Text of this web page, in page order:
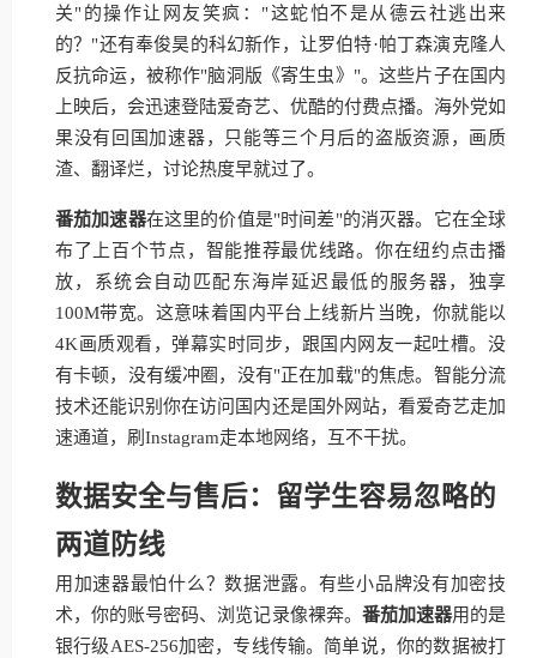
关"的操作让网友笑疯："这蛇怕不是从德云社逃出来
的？"还有奉俊昊的科幻新作，让罗伯特·帕丁森演克隆人
反抗命运，被称作"脑洞版《寄生虫》"。这些片子在国内
上映后，会迅速登陆爱奇艺、优酷的付费点播。海外党如
果没有回国加速器，只能等三个月后的盗版资源，画质
渣、翻译烂，讨论热度早就过了。
番茄加速器在这里的价值是"时间差"的消灭器。它在全球
布了上百个节点，智能推荐最优线路。你在纽约点击播
放，系统会自动匹配东海岸延迟最低的服务器，独享
100M带宽。这意味着国内平台上线新片当晚，你就能以
4K画质观看，弹幕实时同步，跟国内网友一起吐槽。没
有卡顿，没有缓冲圈，没有"正在加载"的焦虑。智能分流
技术还能识别你在访问国内还是国外网站，看爱奇艺走加
速通道，刷Instagram走本地网络，互不干扰。
数据安全与售后：留学生容易忽略的
两道防线
用加速器最怕什么？数据泄露。有些小品牌没有加密技
术，你的账号密码、浏览记录像裸奔。 番茄加速器用的是
银行级AES-256加密，专线传输。简单说，你的数据被打